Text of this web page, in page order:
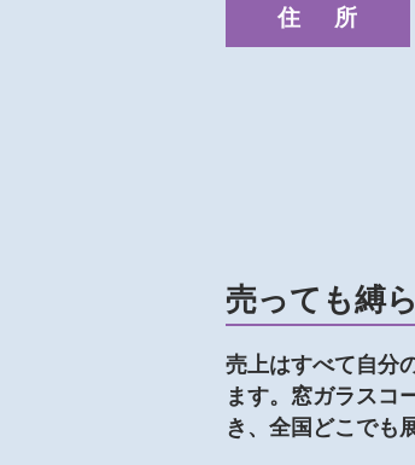
住所
売っても縛
売上はすべて自分
ます。窓ガラスコ
き、全国どこでも